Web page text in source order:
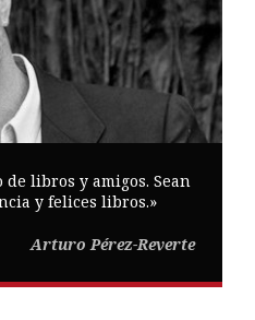
libros y amigos. Sean
y felices libros.»
Arturo Pérez-Reverte